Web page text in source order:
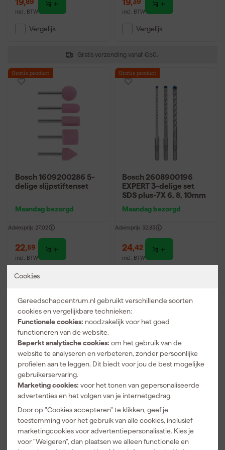
Cookies
Gereedschapcentrum.nl gebruikt verschillende soorten
cookies en vergelijkbare technieken:
Functionele cookies: noodzakelijk voor het goed
functioneren van de website.
Beperkt analytische cookies: om het gebruik van de
website te analyseren en verbeteren, zonder persoonlijke
profielen aan te leggen. Dit biedt voor jou de best mogelijke
gebruikerservaring.
Marketing cookies: voor het tonen van gepersonaliseerde
advertenties en het volgen van je internetgedrag.
Door op "Cookies accepteren" te klikken, geef je
toestemming voor het gebruik van alle cookies, inclusief
marketingcookies voor advertentiepersonalisatie. Kies je
voor "Weigeren", dan plaatsen we alleen functionele en
Gratis verzending vanaf €50,-
incl. BTW
Vergelijk
incl. BTW
Vergelijk
Gratis product
Bosch 1609200286 5-
delige slijpstiftenset
Maandag bezorgd
Adviesprijs 27,02
22,59
incl. BTW
Vergelijk
Gratis product
Bosch 2608900196
EXPERT 3-delige set
SDS plus-7X 6, 8, 10mm
Maandag bezorgd
Adviesprijs 32,83
24,42
incl. BTW
Gratis product
Bosch 2607017319 32-
delige Schroefbitset in
cassette
Maandag bezorgd
Gratis product
Bosch PRO 2607010533
8-delige Robust Line
Houtspiraalboor set in
cassette - 3-10mm
Maandag bezorgd